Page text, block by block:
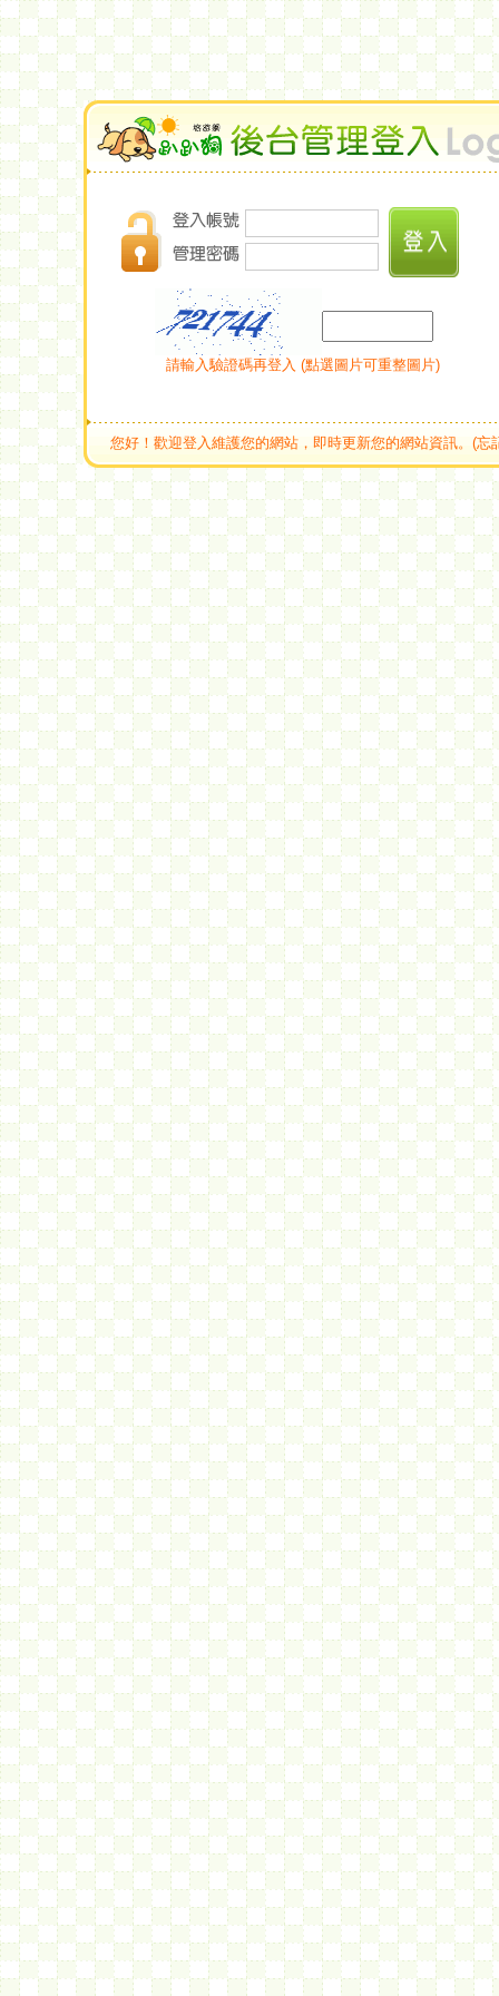
請輸入驗證碼再登入 (點選圖片可重整圖片)
您好！歡迎登入維護您的網站，即時更新您的網站資訊。(忘